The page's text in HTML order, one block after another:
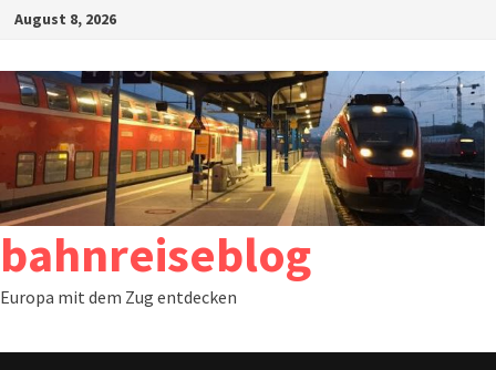
Zum
springen
August 8, 2026
bahnreiseblog
Europa mit dem Zug entdecken